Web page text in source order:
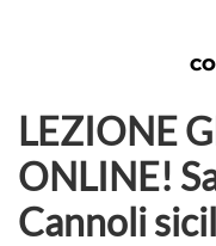
LEZIONE
ONLINE!
Cannoli